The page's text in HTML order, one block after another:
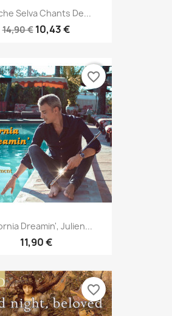
Selva Chants De...
14,90 € 10,43 €
Dreamin', Julien...
11,90 €
favorite_border
favorite_border